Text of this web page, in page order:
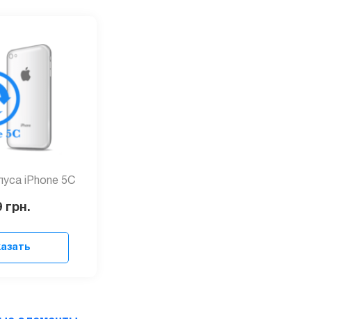
iPhone 5C
грн.